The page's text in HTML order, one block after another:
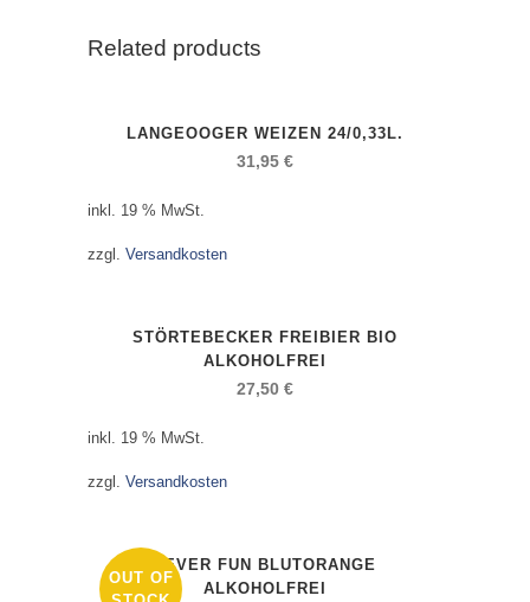
Related products
LANGEOOGER WEIZEN 24/0,33L.
31,95 €
inkl. 19 % MwSt.
zzgl. Versandkosten
STÖRTEBECKER FREIBIER BIO
ALKOHOLFREI
27,50 €
inkl. 19 % MwSt.
zzgl. Versandkosten
OUT OF
JEVER FUN BLUTORANGE
ALKOHOLFREI